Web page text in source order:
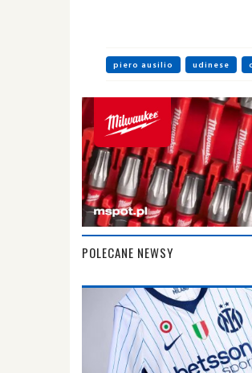
piero ausilio udinese
POLECANE NEWSY